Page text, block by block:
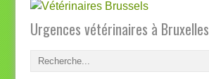
Urgences vétérinaires à Bruxelles